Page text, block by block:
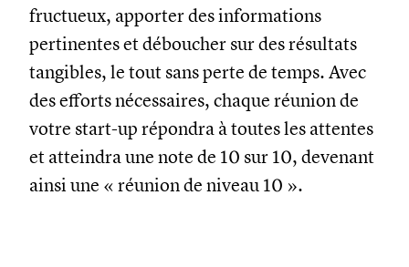
fructueux, apporter des informations
pertinentes et déboucher sur des résultats
tangibles, le tout sans perte de temps. Avec
des efforts nécessaires, chaque réunion de
votre start-up répondra à toutes les attentes
et atteindra une note de 10 sur 10, devenant
ainsi une « réunion de niveau 10 ».